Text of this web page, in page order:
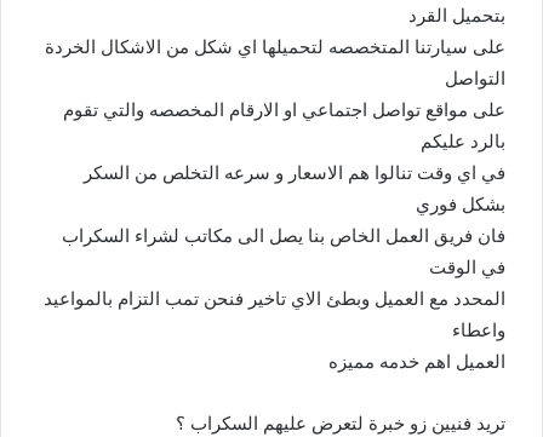
بتحميل القرد
على سيارتنا المتخصصه لتحميلها اي شكل من الاشكال الخردة
التواصل
على مواقع تواصل اجتماعي او الارقام المخصصه والتي تقوم
بالرد عليكم
في اي وقت تنالوا هم الاسعار و سرعه التخلص من السكر
بشكل فوري
فان فريق العمل الخاص بنا يصل الى مكاتب لشراء السكراب
في الوقت
المحدد مع العميل وبطئ الاي تاخير فنحن تمب التزام بالمواعيد
واعطاء
العميل اهم خدمه مميزه
تريد فنيين زو خبرة لتعرض عليهم السكراب ؟